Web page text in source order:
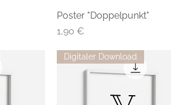
Poster "Doppelpunkt"
Preis
1,90 €
Digitaler Download